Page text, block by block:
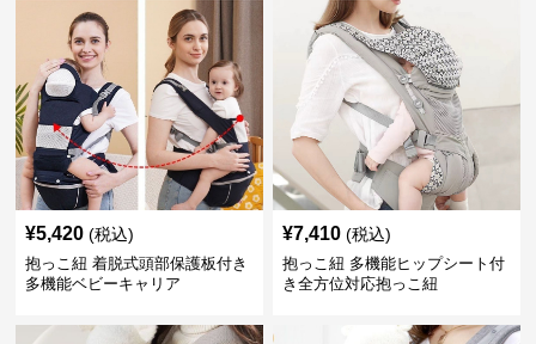
¥5,420 (税込)
抱っこ紐 着脱式頭部保護板付き
多機能ベビーキャリア
¥7,410 (税込)
抱っこ紐 多機能ヒップシート付
き全方位対応抱っこ紐